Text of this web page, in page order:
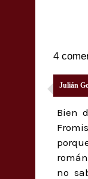
4
Julián
Bien
no